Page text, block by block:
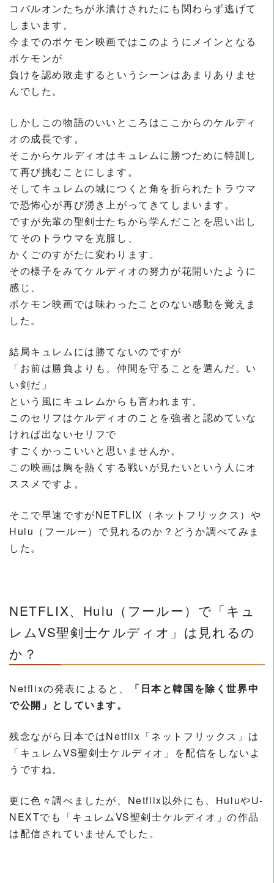
コバルオンたちが氷漬けされたにも関わらず逃げて
しまいます。
今までのポケモン映画ではこのようにメインとなる
ポケモンが
負けを認め敗走するというシーンはあまりありませ
んでした。
しかしこの物語のいいところはここからのケルディ
オの成長です。
そこからケルディオはキュレムに勝つために特訓し
て再び挑むことにします。
そしてキュレムの城につくと角を折られたトラウマ
で恐怖心が再び湧き上がってきてしまいます。
ですが先輩の聖剣士たちから学んだことを思い出し
てそのトラウマを克服し、
かくごのすがたに変わります。
その様子をみてケルディオの努力が花開いたように
感じ、
ポケモン映画では味わったことのない感動を覚えま
した。
結局キュレムには勝てないのですが
「お前は勝負よりも、仲間を守ることを選んだ。い
い剣だ」
という風にキュレムからも言われます。
このセリフはケルディオのことを強者と認めていな
ければ出ないセリフで
すごくかっこいいと思いませんか。
この映画は胸を熱くする戦いが見たいという人にオ
ススメですよ。
そこで早速ですがNETFLIX（ネットフリックス）や
Hulu（フールー）で見れるのか？どうか調べてみま
した。
NETFLIX、Hulu（フールー）で「キュ
レムVS聖剣士ケルディオ」は見れるの
か？
Netflixの発表によると、
「日本と韓国を除く世界中
で公開」としています。
残念ながら日本ではNetflix「ネットフリックス」は
「キュレムVS聖剣士ケルディオ」を配信をしないよ
うですね。
更に色々調べましたが、Netflix以外にも、HuluやU-
NEXTでも「キュレムVS聖剣士ケルディオ」の作品
は配信されていませんでした。